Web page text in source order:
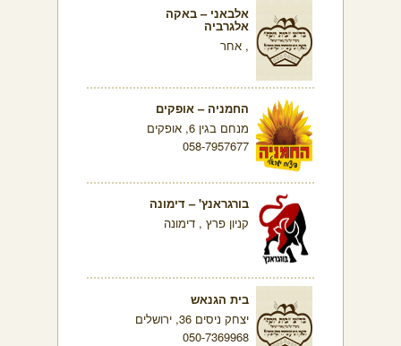
אלבאני – באקה
אלגרביה
, אחר
החמניה – אופקים
מנחם בגין 6, אופקים
058-7957677
בורגראנץ' – דימונה
קניון פרץ , דימונה
בית הגנאש
יצחק ניסים 36, ירושלים
050-7369968